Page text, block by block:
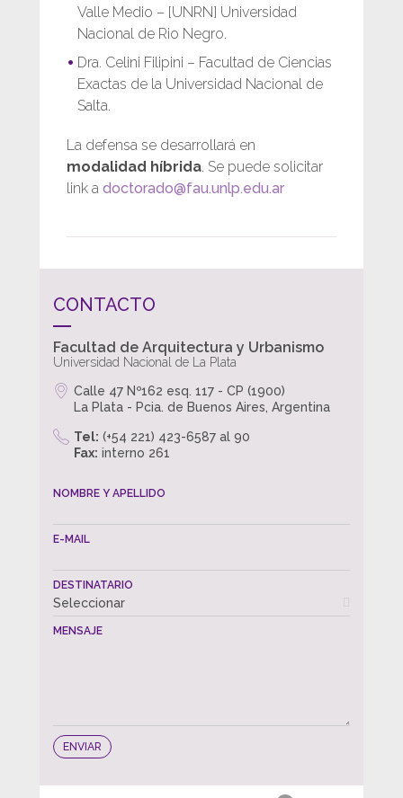
Valle Medio – [UNRN] Universidad
Nacional de Rio Negro.
Dra. Celini Filipini – Facultad de Ciencias
Exactas de la Universidad Nacional de
Salta.
La defensa se desarrollará en
modalidad híbrida . Se puede solicitar
link a doctorado@fau.unlp.edu.ar
CONTACTO
Facultad de Arquitectura y Urbanismo
Universidad Nacional de La Plata
Calle 47 Nº162 esq. 117 - CP (1900)
La Plata - Pcia. de Buenos Aires, Argentina
Tel: (+54 221) 423-6587 al 90
Fax: interno 261
NOMBRE Y APELLIDO
E-MAIL
DESTINATARIO
Seleccionar
MENSAJE